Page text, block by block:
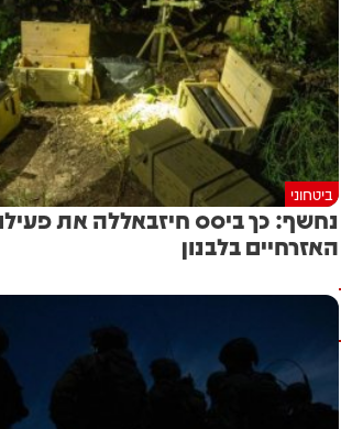
ביטחוני
נחשף: כך ביסס חיזבאללה את
האזרחיים בלבנון